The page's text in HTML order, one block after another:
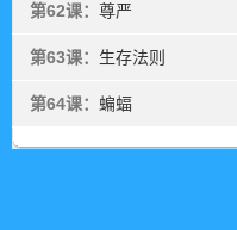
第62课： 尊严
第63课： 生存法则
第64课： 蝙蝠